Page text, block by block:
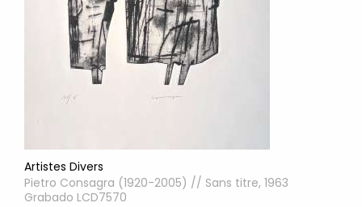
Artistes Divers
Pietro Consagra (1920-2005) // Sans titre, 1963
Grabado LCD7570